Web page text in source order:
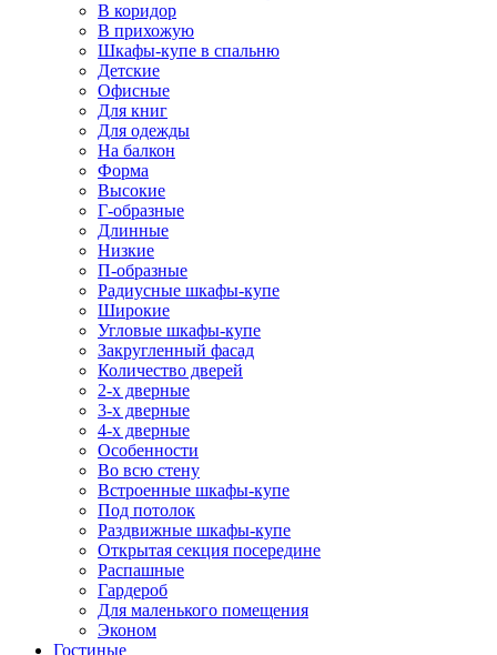
В коридор
В прихожую
Шкафы-купе в спальню
Детские
Офисные
Для книг
Для одежды
На балкон
Форма
Высокие
Г-образные
Длинные
Низкие
П-образные
Радиусные шкафы-купе
Широкие
Угловые шкафы-купе
Закругленный фасад
Количество дверей
2-х дверные
3-х дверные
4-х дверные
Особенности
Во всю стену
Встроенные шкафы-купе
Под потолок
Раздвижные шкафы-купе
Открытая секция посередине
Распашные
Гардероб
Для маленького помещения
Эконом
Гостиные